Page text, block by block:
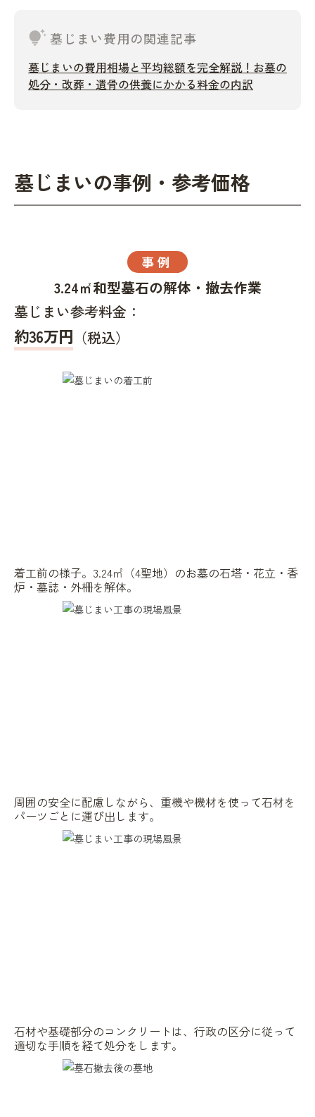
tips_and_updates墓じまい費用の関連記事
墓じまいの費用相場と平均総額を完全解説！お墓の
処分・改葬・遺骨の供養にかかる料金の内訳
墓じまいの事例・参考価格
事例
3.24㎡和型墓石の解体・撤去作業
墓じまい参考料金：
約36万円 （税込）
着工前の様子。3.24㎡（4聖地）のお墓の石塔・花立・香
炉・墓誌・外柵を解体。
周囲の安全に配慮しながら、重機や機材を使って石材を
パーツごとに運び出します。
石材や基礎部分のコンクリートは、行政の区分に従って
適切な手順を経て処分をします。